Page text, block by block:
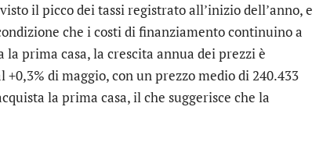
il picco dei tassi registrato all’inizio dell’anno, e
che i costi di finanziamento continuino a
prima casa, la crescita annua dei prezzi è
di maggio, con un prezzo medio di 240.433
la prima casa, il che suggerisce che la